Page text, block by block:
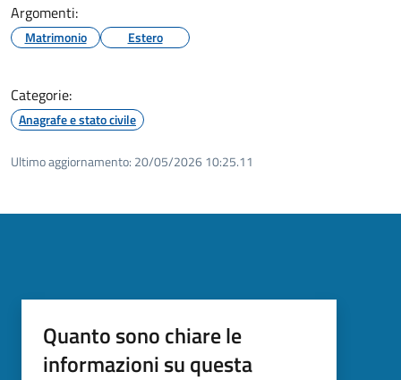
Argomenti:
Matrimonio Estero
Categorie:
Anagrafe e stato civile
Ultimo aggiornamento: 20/05/2026 10:25.11
Quanto sono chiare le
informazioni su questa